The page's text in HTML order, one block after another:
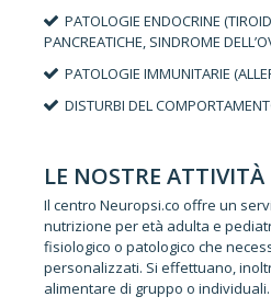
PATOLOGIE ENDOCRINE
PANCREATICHE, SINDROME
PATOLOGIE IMMUNITARIE
DISTURBI DEL
LE NOSTRE ATTIVITÀ
Il centro Neuropsi.co offre un
nutrizione per età adulta e
fisiologico o patologico che
personalizzati. Si effettuano,
alimentare di gruppo o individuali.